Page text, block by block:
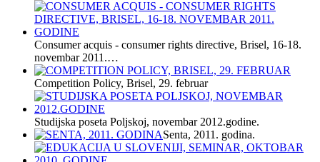
Consumer acquis - consumer rights directive, Brisel, 16-18.
novembar 2011.…
Competition Policy, Brisel, 29. februar
Studijska poseta Poljskoj, novembar 2012.godine.
Senta, 2011. godina.